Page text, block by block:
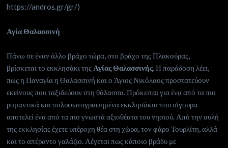
https://andros.gr/gr/)
Αγία Θαλασσινή
Πάνω σε έναν άλλο βράχο τώρα, στο βράχο της Πλακούρας,
βρίσκεται το εκκλησάκι της Αγίας Θαλασσινής. Η παράδοση λέει,
πως η Παναγία η Θαλασσινή και ο Άγιος Νικόλαος προστατεύουν
εκείνους που ταξιδεύουν στη θάλασσα. Πρόκειται για ένα από τα πιο
ρομαντικά και πολυφωτογραφημένα εκκλησάκια που σίγουρα
αποτελεί ένα από τα πιο γνωστά αξιοθέατα του νησιού. Από την αυλή
της εκκλησίας έχετε υπέροχη θέα στη χώρα, τον φάρο Τουρλίτη, αλλά
και το απέραντο γαλάζιο. Λέγεται πως κάποιο βράδυ με